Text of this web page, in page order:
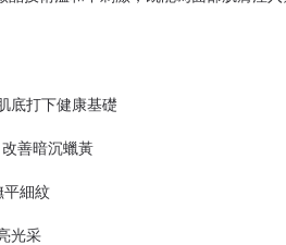
底打下健康基礎
善暗沉蠟黃
平細紋
光采